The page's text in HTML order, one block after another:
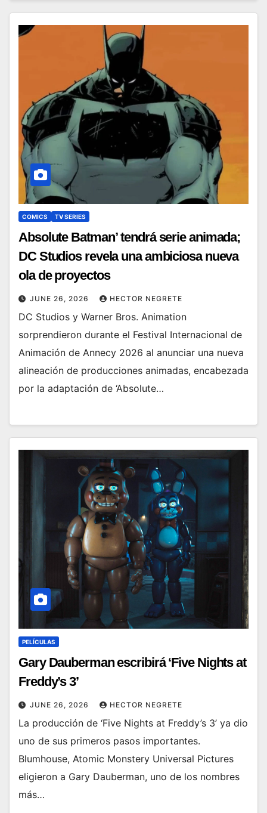
COMICS TV SERIES
Absolute Batman’ tendrá serie animada;
DC Studios revela una ambiciosa nueva
ola de proyectos
JUNE 26, 2026 HECTOR NEGRETE
DC Studios y Warner Bros. Animation
sorprendieron durante el Festival Internacional de
Animación de Annecy 2026 al anunciar una nueva
alineación de producciones animadas, encabezada
por la adaptación de ‘Absolute…
PELÍCULAS
Gary Dauberman escribirá ‘Five Nights at
Freddy’s 3’
JUNE 26, 2026 HECTOR NEGRETE
La producción de ‘Five Nights at Freddy’s 3’ ya dio
uno de sus primeros pasos importantes.
Blumhouse, Atomic Monstery Universal Pictures
eligieron a Gary Dauberman, uno de los nombres
más…